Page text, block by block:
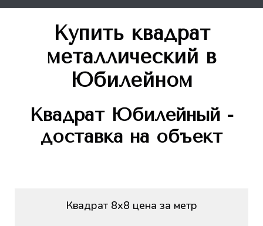
Купить квадрат
металлический в
Юбилейном
КвадратЮбилейный -
доставка на объект
Квадрат 8х8 цена за метр